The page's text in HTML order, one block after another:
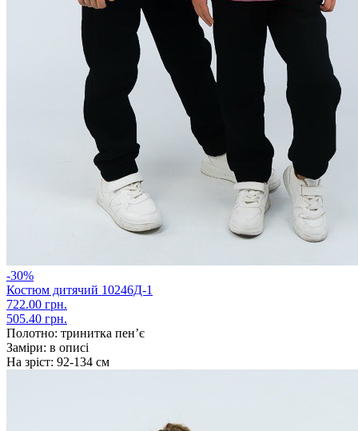
-30%
Костюм дитячий 10246Д-1
722.00 грн.
505.40 грн.
Полотно: тринитка пен’є
Заміри: в описі
На зріст: 92-134 см